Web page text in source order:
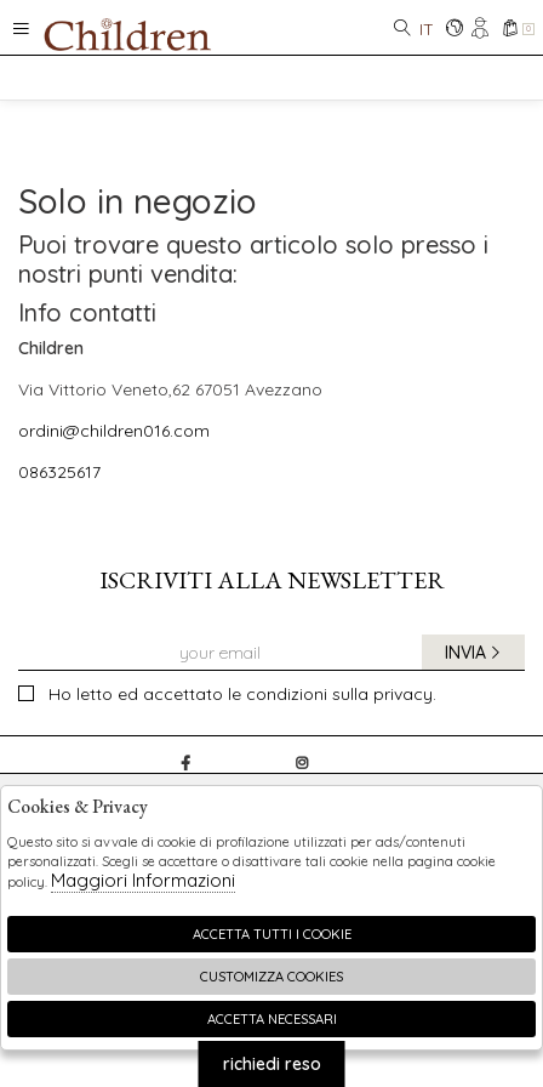
IT 0
Solo in negozio
Puoi trovare questo articolo solo presso i
nostri punti vendita:
Info contatti
Children
Via Vittorio Veneto,62 67051 Avezzano
ordini@children016.com
086325617
ISCRIVITI ALLA NEWSLETTER
Ho letto ed accettato le condizioni sulla privacy.
INVIA
SHOPPING
EXTRA
🍪
richiedi reso
Cookies & Privacy
Questo sito si avvale di cookie di profilazione utilizzati per ads/contenuti
personalizzati. Scegli se accettare o disattivare tali cookie nella pagina cookie
policy. Maggiori Informazioni
ACCETTA TUTTI I COOKIE
CUSTOMIZZA COOKIES
ACCETTA NECESSARI